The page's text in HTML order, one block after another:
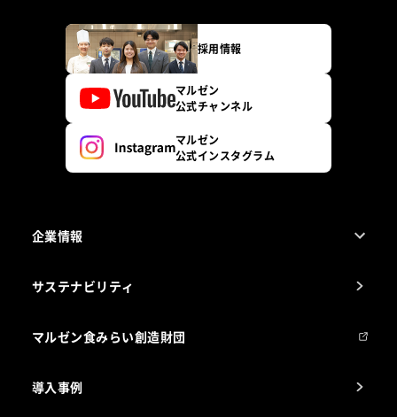
採用情報
マルゼン
公式チャンネル
マルゼン
公式インスタグラム
企業情報
会社組織
製品の開発
サステナビリティ
マルゼン食みらい創造財団
導入事例